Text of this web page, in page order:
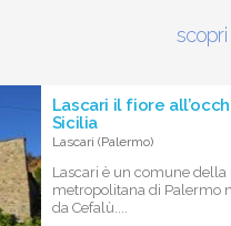
scopri
Lascari il fiore
Sicilia
Lascari (Palermo)
Lascari è un comune della
metropolitana di Palermo
da Cefalù....